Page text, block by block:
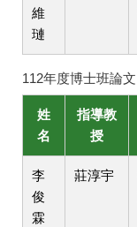
維
璉
112年度博士班論文
姓
名
指導教
授
李
俊
霖
莊淳宇